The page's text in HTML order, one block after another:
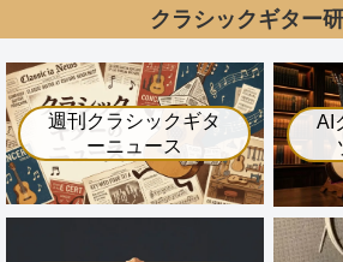
クラシックギター
週刊クラシックギタ
ーニュース
AI